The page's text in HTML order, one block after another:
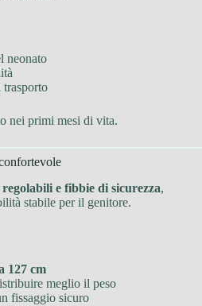
neonato
nei primi mesi di vita.
e fibbie di sicurezza,
stabile per il genitore.
127 cm
meglio il peso
fissaggio sicuro